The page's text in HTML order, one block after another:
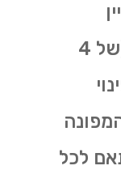
בעגלות פסולת קטנות (של 4
לכל